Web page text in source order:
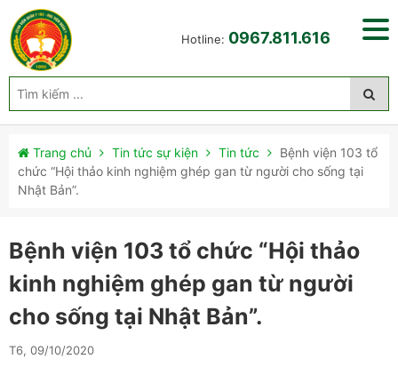
Hotline: 0967.811.616
Trang chủ Tin tức sự kiện Tin tức
Bệnh viện 103 tổ
chức “Hội thảo kinh nghiệm ghép gan từ người cho sống tại
Nhật Bản”.
Bệnh viện 103 tổ chức “Hội thảo
kinh nghiệm ghép gan từ người
cho sống tại Nhật Bản”.
T6, 09/10/2020